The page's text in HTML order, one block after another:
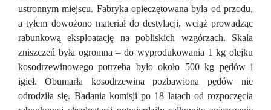
ustronnym miejscu. Fabryka opieczętowana była od przodu,
a tyłem dowożono materiał do destylacji, wciąż prowadząc
rabunkową eksploatację na pobliskich wzgórzach. Skala
zniszczeń była ogromna – do wyprodukowania 1 kg olejku
kosodrzewinowego potrzeba było około 500 kg pędów i
igieł. Obumarła kosodrzewina pozbawiona pędów nie
odrodziła się. Badania komisji po 18 latach od rozpoczęcia